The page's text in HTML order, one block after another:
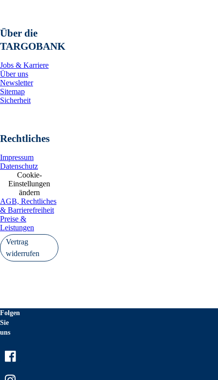
Über die
TARGOBANK
Jobs & Karriere
Über uns
Newsletter
Sitemap
Sicherheit
Rechtliches
Impressum
Datenschutz
Cookie-
Einstellungen
ändern
AGB, Rechtliches
& Barrierefreiheit
Preise &
Leistungen
Vertrag
widerrufen
Folgen
Sie
uns